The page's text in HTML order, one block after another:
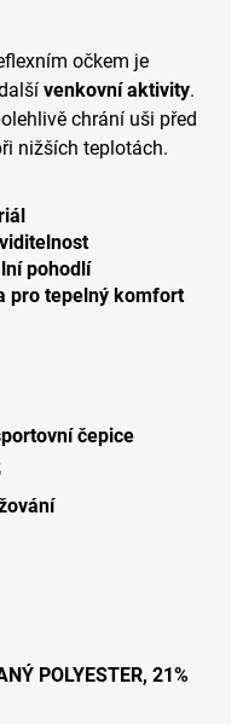
očkem je
venkovní aktivity.
chrání uši před
nižších teplotách.
pohodlí
pro tepelný komfort
čepice
POLYESTER, 21%